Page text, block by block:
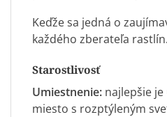
Keďže sa jedná o
každého zberateľa rastlín.
Starostlivosť
Umiestnenie: najlepšie
miesto s rozptýleným